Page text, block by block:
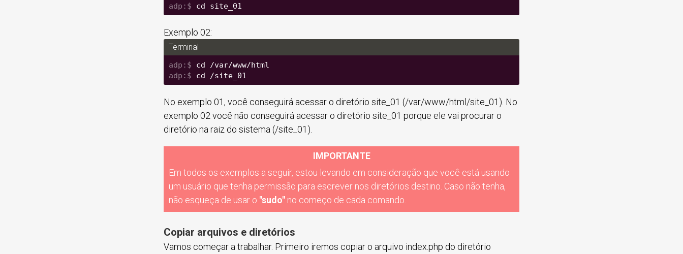
cd site_01
Exemplo 02:
Terminal
cd /var/www/html
cd /site_01
No exemplo 01, você conseguirá acessar o diretório site_01 (/var/www/html/site_01). No
exemplo 02 você não conseguirá acessar o diretório site_01 porque ele vai procurar o
diretório na raiz do sistema (/site_01).
IMPORTANTE
Em todos os exemplos a seguir, estou levando em consideração que você está usando
um usuário que tenha permissão para escrever nos diretórios destino. Caso não tenha,
não esqueça de usar o "sudo" no começo de cada comando.
Copiar arquivos e diretórios
Vamos começar a trabalhar. Primeiro iremos copiar o arquivo index.php do diretório